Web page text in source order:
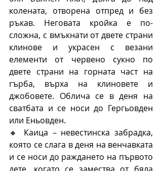
колената, отворена отпред и без
ръкав. Неговата кройка е по-
сложна, с вмъкнати от двете страни
клинове и украсен с везани
елементи от червено сукно по
двете страни на горната част на
гърба, върха на клиновете и
джобовете. Облича се в деня на
сватбата и се носи до Гергьовден
или Еньовден.
🔸 Каица – невестинска забрадка,
която се слага в деня на венчавката
и се носи до раждането на първото